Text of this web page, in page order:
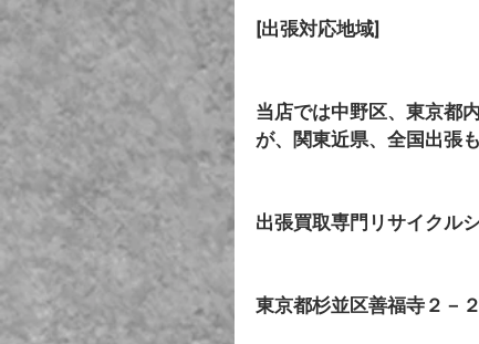
[出張対応地域]
当店では中野区、東京都
が、関東近県、全国出張
出張買取専門リサイクル
東京都杉並区善福寺２－